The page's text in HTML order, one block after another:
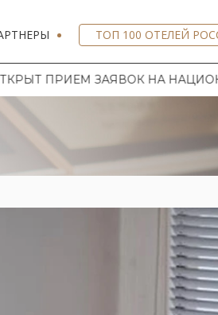
ТОП 100 ОТЕЛЕЙ
ЗАЯВОК НА